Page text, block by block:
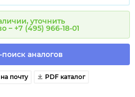
уточнить
– +7 (495) 966-18-01
аналогов
почту PDF каталог